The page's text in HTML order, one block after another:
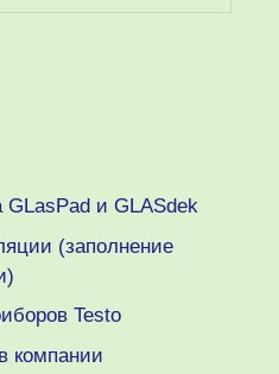
и GLASdek
(заполнение
Testo
компании